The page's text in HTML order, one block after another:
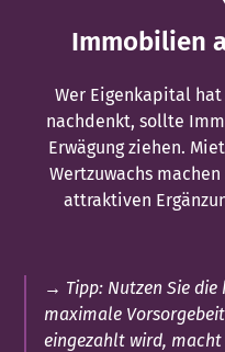
Immobilien
Wer Eigenkapital
nachdenkt, sollte
Erwägung ziehen.
Wertzuwachs
attraktiven
→ Tipp: Nutzen Sie
maximale
eingezahlt wird,